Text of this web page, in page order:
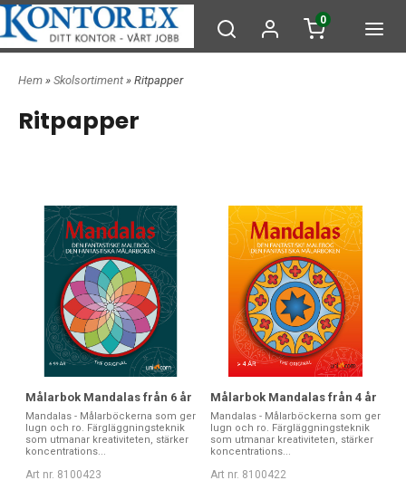
0
Hem » Skolsortiment » Ritpapper
Ritpapper
Målarbok Mandalas från 6 år
Mandalas - Målarböckerna som ger
lugn och ro. Färgläggningsteknik
som utmanar kreativiteten, stärker
koncentrations...
Art nr. 8100423
Målarbok Mandalas från 4 år
Mandalas - Målarböckerna som ger
lugn och ro. Färgläggningsteknik
som utmanar kreativiteten, stärker
koncentrations...
Art nr. 8100422